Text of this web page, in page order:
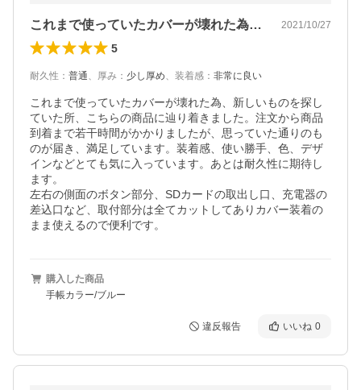
これまで使っていたカバーが壊れた為、新… 2021/10/27
5
耐久性 ： 普通、 厚み ： 少し厚め、 装着感 ： 非常に良い
これまで使っていたカバーが壊れた為、新しいものを探し
ていた所、こちらの商品に辿り着きました。注文から商品
到着まで若干時間がかかりましたが、思っていた通りのも
のが届き、満足しています。装着感、使い勝手、色、デザ
インなどとても気に入っています。あとは耐久性に期待し
ます。
左右の側面のボタン部分、SDカードの取出し口、充電器の
差込口など、取付部分は全てカットしてありカバー装着の
まま使えるので便利です。
購入した商品
手帳カラー/ブルー
違反報告 いいね 0